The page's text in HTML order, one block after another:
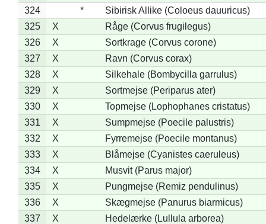
324
*
Sibirisk Allike (Coloeus dauuricus)
325
X
Råge (Corvus frugilegus)
326
X
Sortkrage (Corvus corone)
327
X
Ravn (Corvus corax)
328
X
Silkehale (Bombycilla garrulus)
329
X
Sortmejse (Periparus ater)
330
X
Topmejse (Lophophanes cristatus)
331
X
Sumpmejse (Poecile palustris)
332
X
Fyrremejse (Poecile montanus)
333
X
Blåmejse (Cyanistes caeruleus)
334
X
Musvit (Parus major)
335
X
Pungmejse (Remiz pendulinus)
336
X
Skægmejse (Panurus biarmicus)
337
X
Hedelærke (Lullula arborea)